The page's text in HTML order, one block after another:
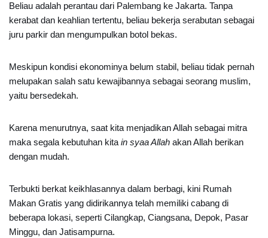
Beliau adalah perantau dari Palembang ke Jakarta. Tanpa
kerabat dan keahlian tertentu, beliau bekerja serabutan sebagai
juru parkir dan mengumpulkan botol bekas.
Meskipun kondisi ekonominya belum stabil, beliau tidak pernah
melupakan salah satu kewajibannya sebagai seorang muslim,
yaitu bersedekah.
Karena menurutnya, saat kita menjadikan Allah sebagai mitra
maka segala kebutuhan kitain syaa Allah akan Allah berikan
dengan mudah.
Terbukti berkat keikhlasannya dalam berbagi, kini Rumah
Makan Gratis yang didirikannya telah memiliki cabang di
beberapa lokasi, seperti Cilangkap, Ciangsana, Depok, Pasar
Minggu, dan Jatisampurna.